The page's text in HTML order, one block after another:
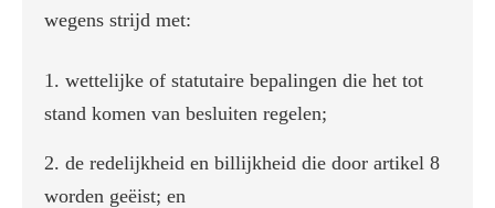
wegens strijd met:
wettelijke of statutaire bepalingen die het tot
stand komen van besluiten regelen;
de redelijkheid en billijkheid die door artikel 8
worden geëist; en